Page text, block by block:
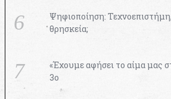
Ψηφιοποίηση: Τεχνοεπιστήμη,
θρησκεία;
«Έχουμε αφήσει το αίμα μας
3ο